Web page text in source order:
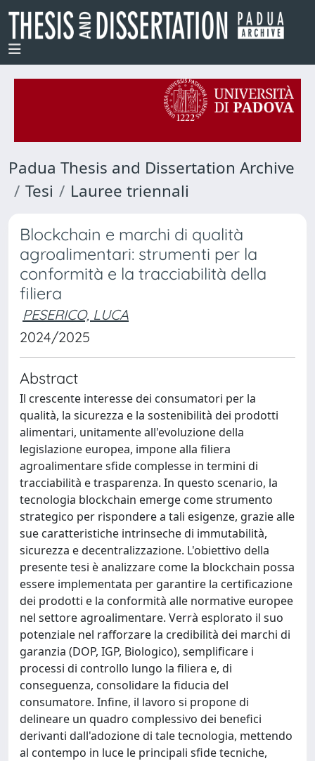
Padua Thesis and Dissertation Archive
Tesi
Lauree triennali
Blockchain e marchi di qualità
agroalimentari: strumenti per la
conformità e la tracciabilità della
filiera
PESERICO, LUCA
2024/2025
Abstract
Il crescente interesse dei consumatori per la
qualità, la sicurezza e la sostenibilità dei prodotti
alimentari, unitamente all'evoluzione della
legislazione europea, impone alla filiera
agroalimentare sfide complesse in termini di
tracciabilità e trasparenza. In questo scenario, la
tecnologia blockchain emerge come strumento
strategico per rispondere a tali esigenze, grazie alle
sue caratteristiche intrinseche di immutabilità,
sicurezza e decentralizzazione. L'obiettivo della
presente tesi è analizzare come la blockchain possa
essere implementata per garantire la certificazione
dei prodotti e la conformità alle normative europee
nel settore agroalimentare. Verrà esplorato il suo
potenziale nel rafforzare la credibilità dei marchi di
garanzia (DOP, IGP, Biologico), semplificare i
processi di controllo lungo la filiera e, di
conseguenza, consolidare la fiducia del
consumatore. Infine, il lavoro si propone di
delineare un quadro complessivo dei benefici
derivanti dall'adozione di tale tecnologia, mettendo
al contempo in luce le principali sfide tecniche,